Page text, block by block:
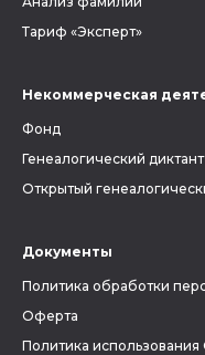
Тариф «Эксперт»
Некоммерческая
Фонд
Генеалогический диктант
Открытый
Документы
Политика обработки
Оферта
Политика использования